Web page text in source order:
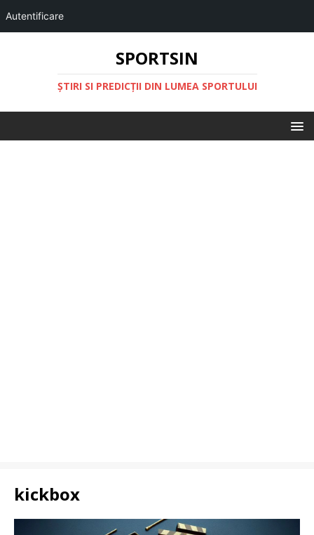
Autentificare
SPORTSIN
ŞTIRI SI PREDICŢII DIN LUMEA SPORTULUI
kickbox